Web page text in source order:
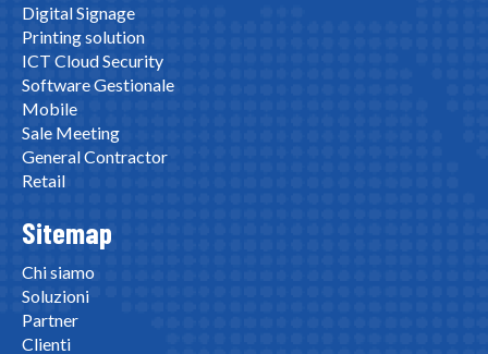
Digital Signage
Printing solution
ICT Cloud Security
Software Gestionale
Mobile
Sale Meeting
General Contractor
Retail
Sitemap
Chi siamo
Soluzioni
Partner
Clienti